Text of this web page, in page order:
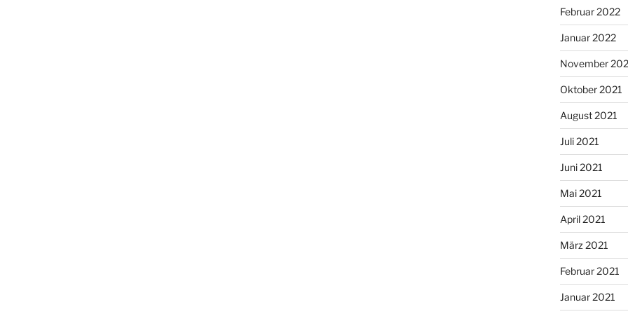
Februar 2022
Januar 2022
November
Oktober 2021
August 2021
Juli 2021
Juni 2021
Mai 2021
April 2021
März 2021
Februar 2021
Januar 2021